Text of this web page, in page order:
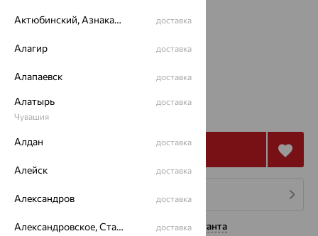
Размеры:
Калькулятор размера
от 63 254
Купить
4 платежа по 15 814
Нужна помощь консультанта
Актюбинский, Азнакаевский район доставка
Алагир доставка
Алапаевск доставка
Алатырь
Чувашия
доставка
Алдан доставка
Алейск доставка
Александров доставка
Александровское, Ставропольский край доставка